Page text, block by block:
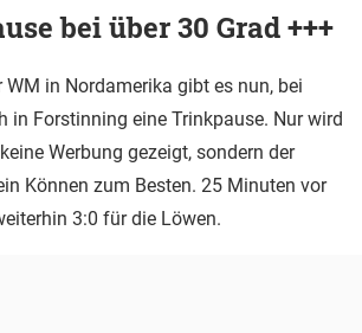
bei über 30 Grad +++
WM in Nordamerika gibt es nun, bei
in Forstinning eine Trinkpause. Nur wird
Werbung gezeigt, sondern der
Können zum Besten. 25 Minuten vor
3:0 für die Löwen.